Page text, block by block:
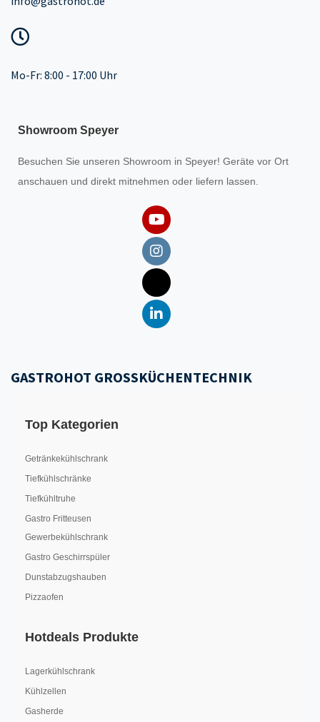
Mo-Fr: 8:00 - 17:00 Uhr
Showroom Speyer
Besuchen Sie unseren Showroom in Speyer! Geräte vor Ort
anschauen und direkt mitnehmen oder liefern lassen.
GASTROHOT GROSSKÜCHENTECHNIK
Top Kategorien
Getränkekühlschrank
Tiefkühlschränke
Tiefkühltruhe
Gastro Fritteusen
Gewerbekühlschrank
Gastro Geschirrspüler
Dunstabzugshauben
Pizzaofen
Hotdeals Produkte
Lagerkühlschrank
Kühlzellen
Gasherde